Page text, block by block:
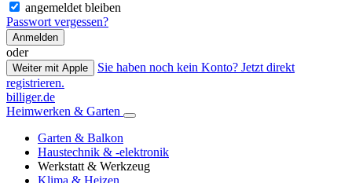
angemeldet bleiben
Passwort vergessen?
Anmelden
oder
Weiter mit Apple
Sie haben noch kein Konto? Jetzt direkt
registrieren.
billiger.de
Heimwerken & Garten
Garten & Balkon
Haustechnik & -elektronik
Werkstatt & Werkzeug